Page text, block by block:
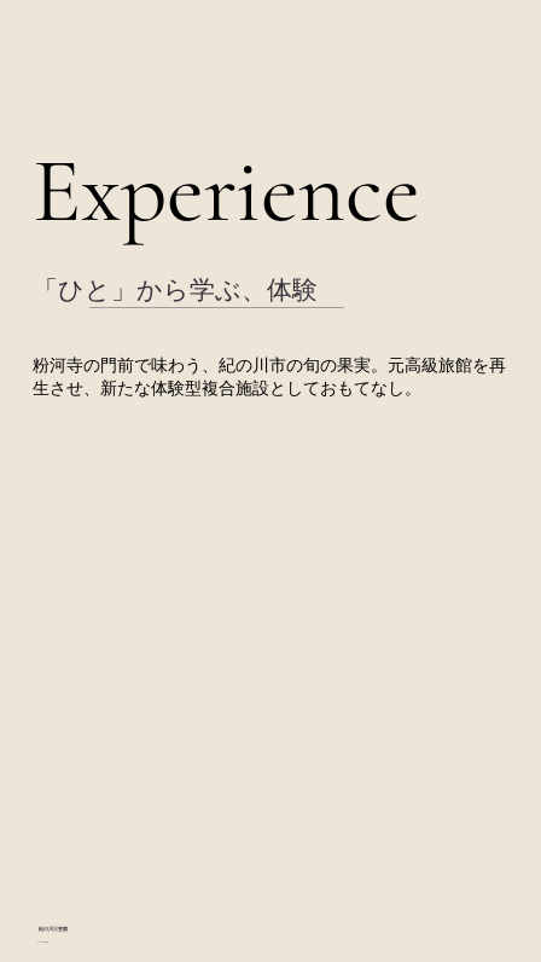
Experience
Experience
「ひと」から学ぶ、体験
粉河寺の門前で味わう、紀の川市の旬の果実。元高級旅館を再
生させ、新たな体験型複合施設としておもてなし。
紀の川三笠館